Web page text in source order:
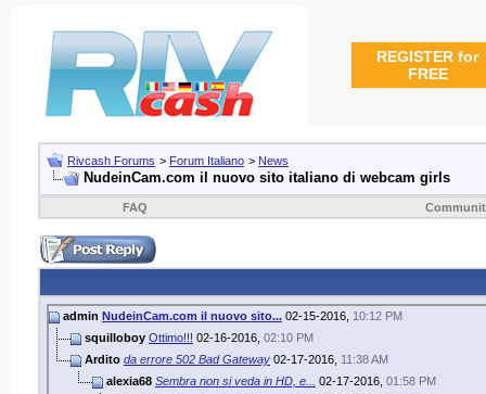
REGISTER for
FREE
Rivcash Forums > Forum Italiano > News
NudeinCam.com il nuovo sito italiano di webcam girls
FAQ
admin NudeinCam.com il nuovo sito... 02-15-2016, 10:12 PM
squilloboy Ottimo!!! 02-16-2016, 02:10 PM
Ardito da errore 502 Bad Gateway 02-17-2016, 11:38 AM
alexia68 Sembra non si veda in HD, e... 02-17-2016, 01:58 PM